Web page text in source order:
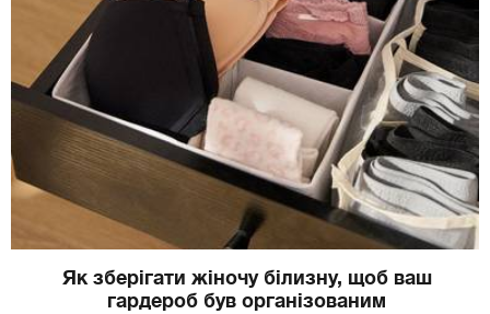
Як зберігати жіночу білизну, щоб ваш
гардероб був організованим